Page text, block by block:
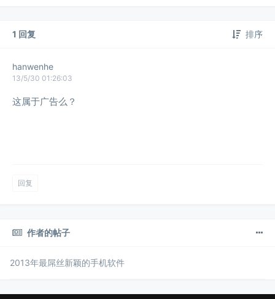
1 回复 排序
hanwenhe
13/5/30 01:26:03
这属于广告么？
回复
作者的帖子
2013年最屌丝新颖的手机软件